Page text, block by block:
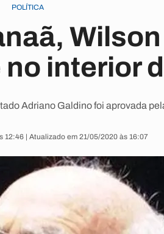
POLÍTICA
interior
Adriano Galdino foi aprovada
12:46 | Atualizado em 21/05/2020 às 16:07